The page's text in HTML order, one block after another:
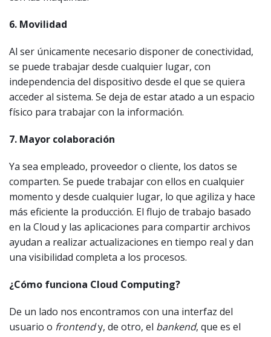
6. Movilidad
Al ser únicamente necesario disponer de conectividad,
se puede trabajar desde cualquier lugar, con
independencia del dispositivo desde el que se quiera
acceder al sistema. Se deja de estar atado a un espacio
físico para trabajar con la información.
7. Mayor colaboración
Ya sea empleado, proveedor o cliente, los datos se
comparten. Se puede trabajar con ellos en cualquier
momento y desde cualquier lugar, lo que agiliza y hace
más eficiente la producción. El flujo de trabajo basado
en la Cloud y las aplicaciones para compartir archivos
ayudan a realizar actualizaciones en tiempo real y dan
una visibilidad completa a los procesos.
¿Cómo funciona Cloud Computing?
De un lado nos encontramos con una interfaz del
usuario o frontendy, de otro, el bankend, que es el